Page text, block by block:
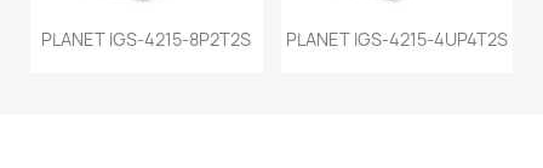
PLANET IGS-4215-8P2T2S PLANET IGS-4215-4UP4T2S